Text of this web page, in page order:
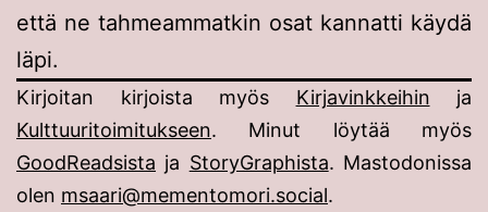
että ne tahmeammatkin osat kannatti käydä
läpi.
Kirjoitan kirjoista myös Kirjavinkkeihin ja
Kulttuuritoimitukseen. Minut löytää myös
GoodReadsista ja StoryGraphista. Mastodonissa
olen msaari@mementomori.social.